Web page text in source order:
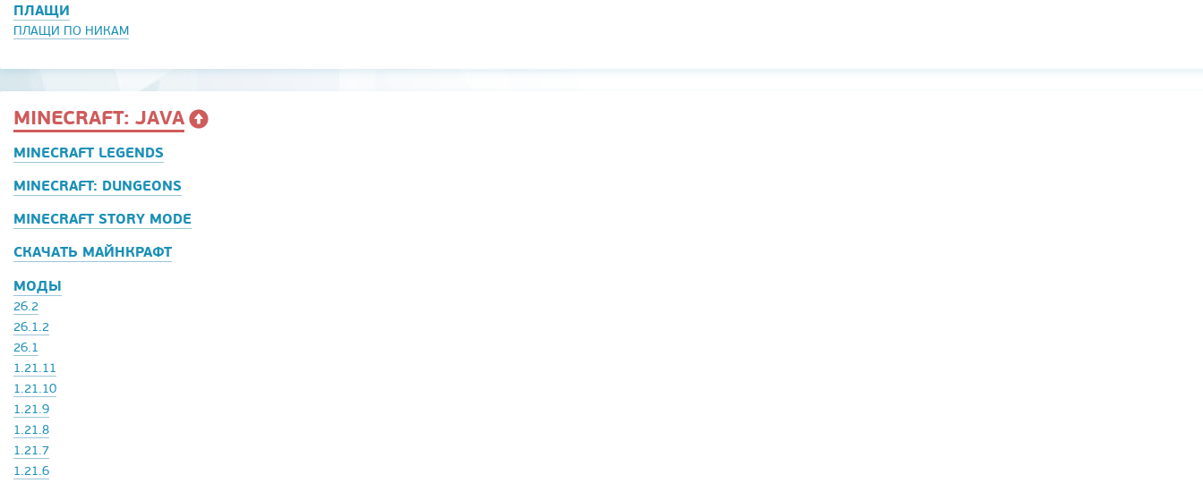
ПЛАЩИ
ПЛАЩИ ПО НИКАМ
MINECRAFT: JAVA
MINECRAFT LEGENDS
MINECRAFT: DUNGEONS
MINECRAFT STORY MODE
СКАЧАТЬ МАЙНКРАФТ
МОДЫ
26.2
26.1.2
26.1
1.21.11
1.21.10
1.21.9
1.21.8
1.21.7
1.21.6